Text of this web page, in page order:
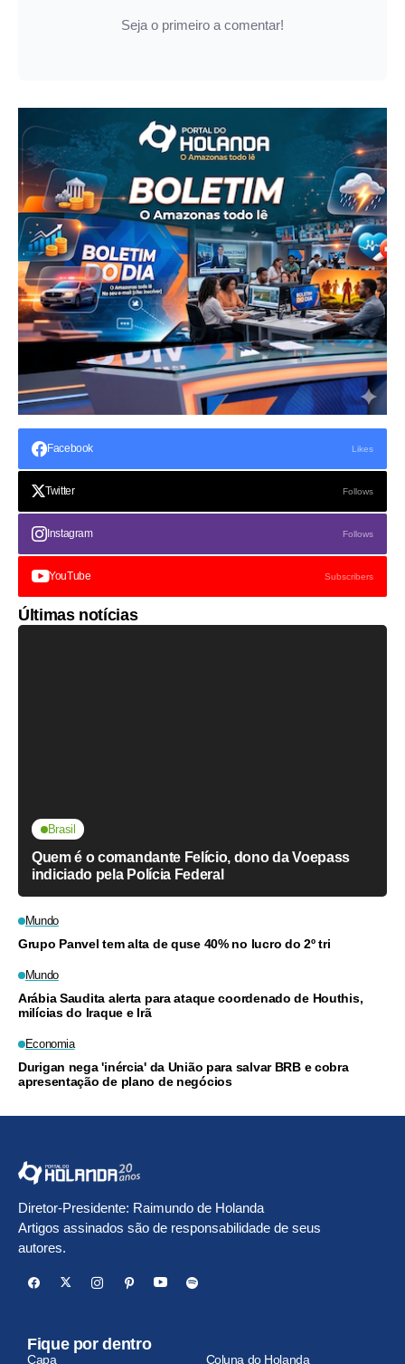
Seja o primeiro a comentar!
Facebook Likes
Twitter Follows
Instagram Follows
YouTube Subscribers
Últimas notícias
Brasil
Quem é o comandante Felício, dono da Voepass
indiciado pela Polícia Federal
Mundo
Grupo Panvel tem alta de quse 40% no lucro do 2º tri
Mundo
Arábia Saudita alerta para ataque coordenado de Houthis,
milícias do Iraque e Irã
Economia
Durigan nega 'inércia' da União para salvar BRB e cobra
apresentação de plano de negócios
Diretor-Presidente: Raimundo de Holanda
Artigos assinados são de responsabilidade de seus
autores.
Fique por dentro
Capa Coluna do Holanda